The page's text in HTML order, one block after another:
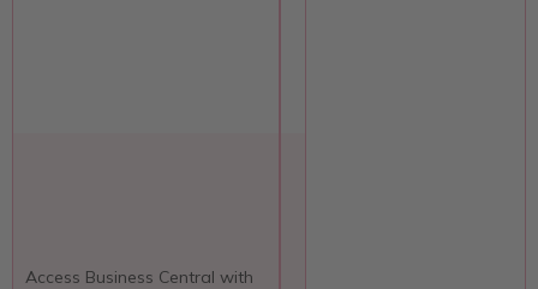
Access Business Central with